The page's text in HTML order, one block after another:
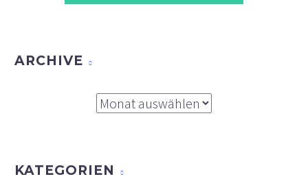
ARCHIVE
KATEGORIEN